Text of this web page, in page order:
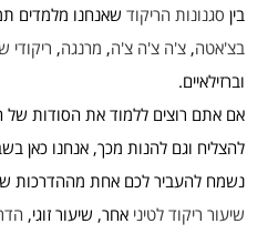
בין סגנונות הריקודשאנחנו מלמדים
בצ'אטה, צ'ה צ'ה צ'ה, מרנגה, ריקודי
וברזילאיים.
אם אתם רוצים ללמוד את הסודות של
להצליח וגם להנות מכך, אנחנו כאן
נשמח להעביר לכם אחת מההדרכות
שיעור ריקוד לטיני אחר, שיעור זוגי,